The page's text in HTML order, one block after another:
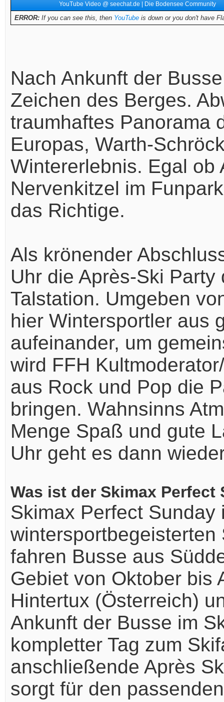
YouTube Video @ seechat.de | Die Bodensee Community
ERROR:If you can see this, then YouTubeis down or you don't have
Nach Ankunft der
Zeichen des Berges.
traumhaftes Panorama
Europas, Warth-
Wintererlebnis. Egal ob
Nervenkitzel im
das Richtige.
Als krönender
Uhr die Après-Ski
Talstation. Umgeben
hier Wintersportler aus
aufeinander, um
wird FFH
aus Rock und Pop die
bringen. Wahnsinns
Menge Spaß und gute
Uhr geht es dann
Was ist der Skimax Perfect
Skimax Perfect
wintersportbegeisterten
fahren Busse aus
Gebiet von Oktober bis
Hintertux (Österreich)
Ankunft der Busse im
kompletter Tag zum
anschließende Après
sorgt für den